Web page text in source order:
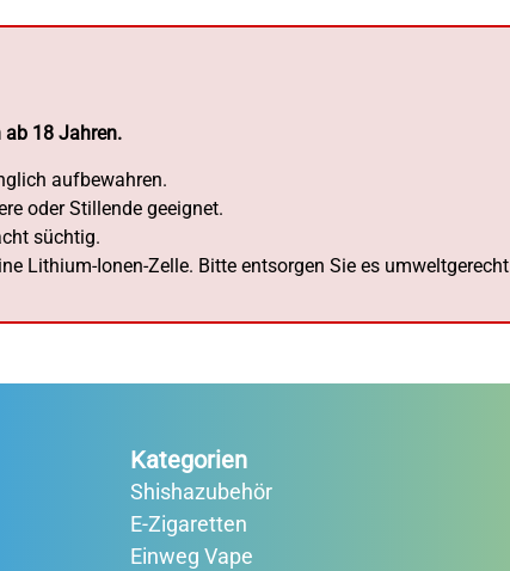
ab 18 Jahren.
aufbewahren.
oder Stillende geeignet.
süchtig.
Lithium-Ionen-Zelle. Bitte entsorgen Sie es
Kategorien
Shishazubehör
E-Zigaretten
Einweg Vape